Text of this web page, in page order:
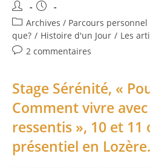
Auteur/autrice
de
la
publication :
Publication
publiée :
Post
category:
Archives / Parcours personnel
que? / Histoire d'un Jour / Les
Commentaires
publication :
2 commentaires
Stage Sérénité, «
Comment vivre
ressentis », 10 et 11
présentiel en Lozère.